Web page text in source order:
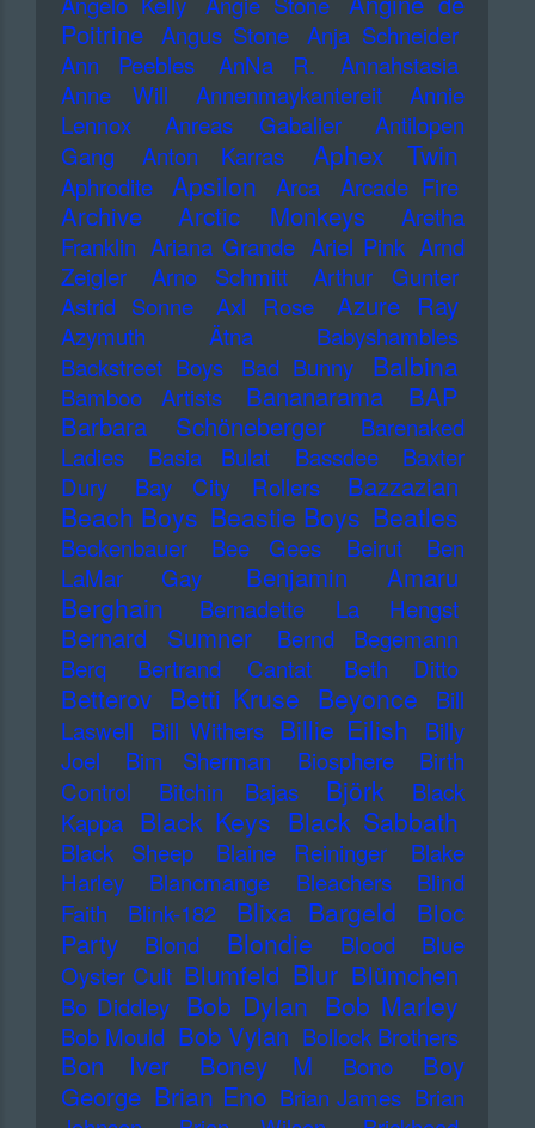
Poitrine Angus Stone Anja Schneider
Ann Peebles
AnNa R.
Annahstasia
Anne Will
Annenmaykantereit
Annie
Lennox
Anreas Gabalier
Antilopen
Gang
Anton Karras Aphex Twin
Aphrodite Apsilon Arca Arcade Fire
Archive Arctic Monkeys
Aretha
Franklin Ariana Grande Ariel Pink Arnd
Zeigler
Arno Schmitt
Arthur Gunter
Astrid Sonne
Axl Rose Azure Ray
Azymuth Ätna
Babyshambles
Backstreet Boys
Bad Bunny Balbina
Bamboo Artists Bananarama
BAP
Barbara Schöneberger
Barenaked
Ladies
Basia Bulat Bassdee
Baxter
Dury
Bay City Rollers Bazzazian
Beach Boys Beastie Boys Beatles
Beckenbauer Bee Gees Beirut
Ben
LaMar Gay
Benjamin Amaru
Berghain Bernadette La Hengst
Bernard Sumner
Bernd Begemann
Berq
Bertrand Cantat Beth Ditto
Betterov Betti Kruse Beyonce
Bill
Laswell
Bill Withers Billie Eilish
Billy
Joel
Bim Sherman Biosphere
Birth
Control
Bitchin Bajas Björk
Black
Kappa Black Keys Black Sabbath
Black Sheep Blaine Reininger
Blake
Harley
Blancmange Bleachers
Blind
Faith
Blink-182 Blixa Bargeld
Bloc
Party
Blond Blondie Blood
Blue
Oyster Cult Blumfeld Blur Blümchen
Bo Diddley Bob Dylan Bob Marley
Bob Mould Bob Vylan Bollock Brothers
Bon Iver Boney M Bono
Boy
George Brian Eno Brian James Brian